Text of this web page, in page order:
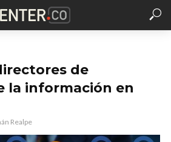
de
la información en
Realpe